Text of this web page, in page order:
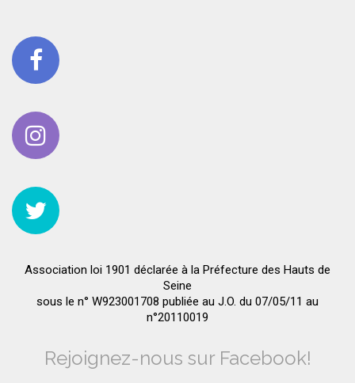
Association loi 1901 déclarée à la Préfecture des Hauts de
Seine
sous le n° W923001708 publiée au J.O. du 07/05/11 au
n°20110019
Rejoignez-nous sur Facebook!